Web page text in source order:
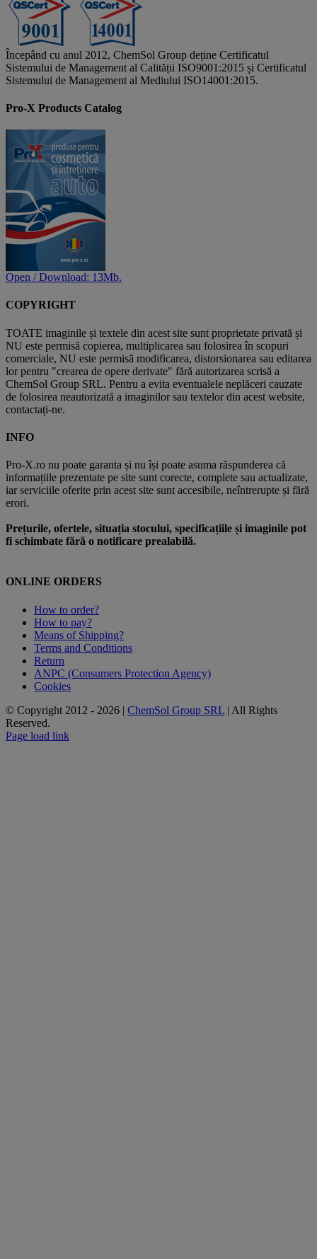
Începând cu anul 2012, ChemSol Group deține Certificatul
Sistemului de Management al Calității ISO9001:2015 și Certificatul
Sistemului de Management al Mediului ISO14001:2015.
Pro-X Products Catalog
Open / Download: 13Mb.
COPYRIGHT
TOATE imaginile și textele din acest site sunt proprietate privată și
NU este permisă copierea, multiplicarea sau folosirea în scopuri
comerciale, NU este permisă modificarea, distorsionarea sau editarea
lor pentru "crearea de opere derivate" fără autorizarea scrisă a
ChemSol Group SRL. Pentru a evita eventualele neplăceri cauzate
de folosirea neautorizată a imaginilor sau textelor din acest website,
contactați-ne.
INFO
Pro-X.ro nu poate garanta și nu își poate asuma răspunderea că
informațiile prezentate pe site sunt corecte, complete sau actualizate,
iar serviciile oferite prin acest site sunt accesibile, neîntrerupte și fără
erori.
Prețurile, ofertele, situația stocului, specificațiile și imaginile pot
fi schimbate fără o notificare prealabilă.
ONLINE ORDERS
How to order?
How to pay?
Means of Shipping?
Terms and Conditions
Return
ANPC (Consumers Protection Agency)
Cookies
© Copyright 2012 - 2026 | ChemSol Group SRL | All Rights
Reserved.
Page load link